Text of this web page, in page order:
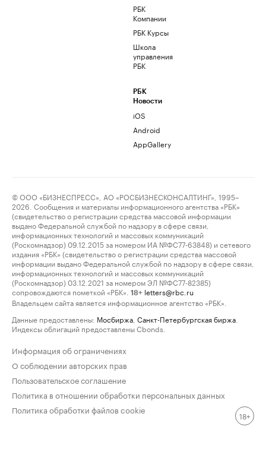
РБК
Компании
РБК Курсы
Школа
управления
РБК
РБК
Новости
iOS
Android
AppGallery
© ООО «БИЗНЕСПРЕСС», АО «РОСБИЗНЕСКОНСАЛТИНГ», 1995–
2026. Сообщения и материалы информационного агентства «РБК»
(свидетельство о регистрации средства массовой информации
выдано Федеральной службой по надзору в сфере связи,
информационных технологий и массовых коммуникаций
(Роскомнадзор) 09.12.2015 за номером ИА №ФС77-63848) и сетевого
издания «РБК» (свидетельство о регистрации средства массовой
информации выдано Федеральной службой по надзору в сфере связи,
информационных технологий и массовых коммуникаций
(Роскомнадзор) 03.12.2021 за номером ЭЛ №ФС77-82385)
сопровождаются пометкой «РБК».
18+ letters@rbc.ru
Владельцем сайта является информационное агентство «РБК».
Данные предоставлены: Мосбиржа Санкт-Петербургская биржа
Индексы облигаций предоставлены Cbonds.
Информация об ограничениях
О соблюдении авторских прав
Пользовательское соглашение
Политика в отношении обработки персональных данных
Политика обработки файлов cookie
18+